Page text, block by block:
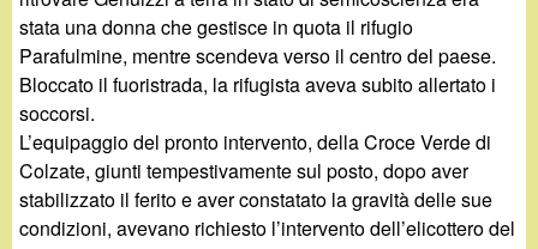
stata una donna che gestisce in quota il rifugio
Parafulmine, mentre scendeva verso il centro del paese.
Bloccato il fuoristrada, la rifugista aveva subito allertato i
soccorsi.
L’equipaggio del pronto intervento, della Croce Verde di
Colzate, giunti tempestivamente sul posto, dopo aver
stabilizzato il ferito e aver constatato la gravità delle sue
condizioni, avevano richiesto l’intervento dell’elicottero del